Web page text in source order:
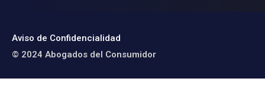
Aviso de Confidencialidad
© 2024 Abogados del Consumidor